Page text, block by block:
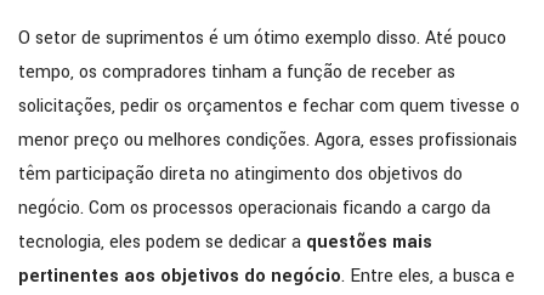
O setor de suprimentos é um ótimo exemplo disso. Até pouco
tempo, os compradores tinham a função de receber as
solicitações, pedir os orçamentos e fechar com quem tivesse o
menor preço ou melhores condições. Agora, esses profissionais
têm participação direta no atingimento dos objetivos do
negócio. Com os processos operacionais ficando a cargo da
tecnologia, eles podem se dedicar a questões mais
pertinentes aos objetivos do negócio. Entre eles, a busca e